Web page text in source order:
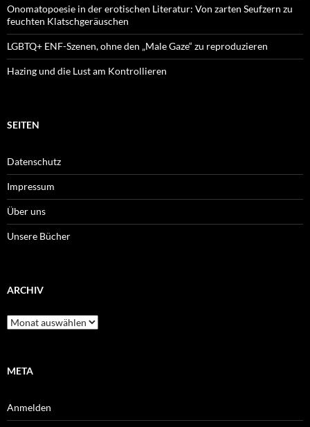
Onomatopoesie in der erotischen Literatur: Von zarten Seufzern zu
feuchten Klatschgeräuschen
LGBTQ+ ENF-Szenen, ohne den „Male Gaze“ zu reproduzieren
Hazing und die Lust am Kontrollieren
SEITEN
Datenschutz
Impressum
Über uns
Unsere Bücher
ARCHIV
Archiv
META
Anmelden